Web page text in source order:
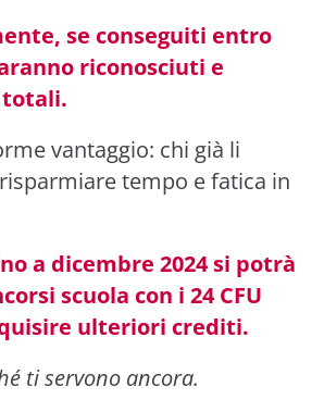
se conseguiti entro
riconosciuti e
totali.
vantaggio: chi già li
tempo e fatica in
a dicembre 2024 si potrà
scuola con i 24 CFU
ulteriori crediti.
ti servono ancora.